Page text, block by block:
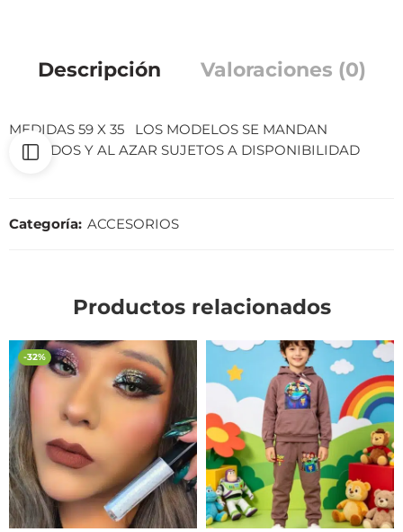
Descripción Valoraciones (0)
MEDIDAS 59 X 35 LOS MODELOS SE MANDAN
SURTIDOS Y AL AZAR SUJETOS A DISPONIBILIDAD
Categoría: ACCESORIOS
Productos relacionados
-32%